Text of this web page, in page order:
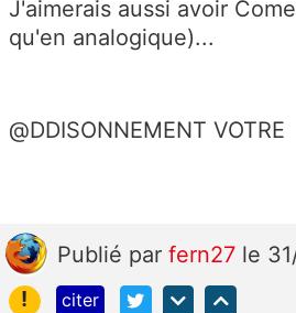
J'aimerais aussi avoir
qu'en analogique)...
@DDISONNEMENT VOTRE
Publié par fern27 le
!
citer